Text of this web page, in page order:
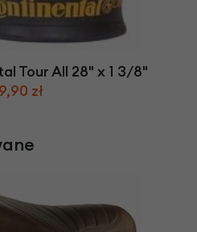
Tour All 28" x 1 3/8"
zł